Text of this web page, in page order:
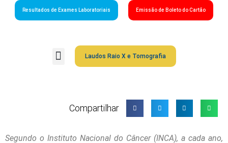
Resultados de Exames Laboratoriais Emissão de Boleto do Cartão
Laudos Raio X e Tomografia
Compartilhar
Segundo o Instituto Nacional do Câncer (INCA), a cada ano,